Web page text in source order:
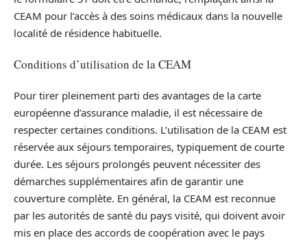
CEAM pour l’accès à des soins médicaux dans la nouvelle
localité de résidence habituelle.
Conditions d’utilisation de la CEAM
Pour tirer pleinement parti des avantages de la carte
européenne d’assurance maladie, il est nécessaire de
respecter certaines conditions. L’utilisation de la CEAM est
réservée aux séjours temporaires, typiquement de courte
durée. Les séjours prolongés peuvent nécessiter des
démarches supplémentaires afin de garantir une
couverture complète. En général, la CEAM est reconnue
par les autorités de santé du pays visité, qui doivent avoir
mis en place des accords de coopération avec le pays